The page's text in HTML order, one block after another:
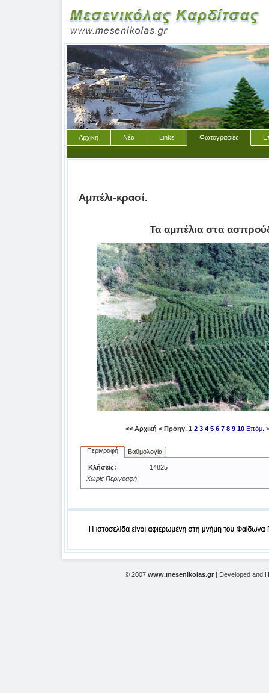
Αρχική Νέα Links Φωτογραφίες
Αμπέλι-κρασί.
Τα αμπέλια στα
<< Αρχική < Προηγ. 1 2 3 4 5 6 7 8 9 10 Επόμ. >
Περιγραφή Βαθμολογία
Κλήσεις:
14825
Χωρίς Περιγραφή
© 2007 www.mesenikolas.gr | Developed and